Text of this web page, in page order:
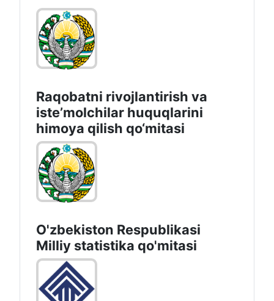
Raqobatni rivojlantirish va
isteʼmolchilar huquqlarini
himoya qilish qo‘mitasi
O'zbekiston Respublikasi
Milliy statistika qo'mitasi